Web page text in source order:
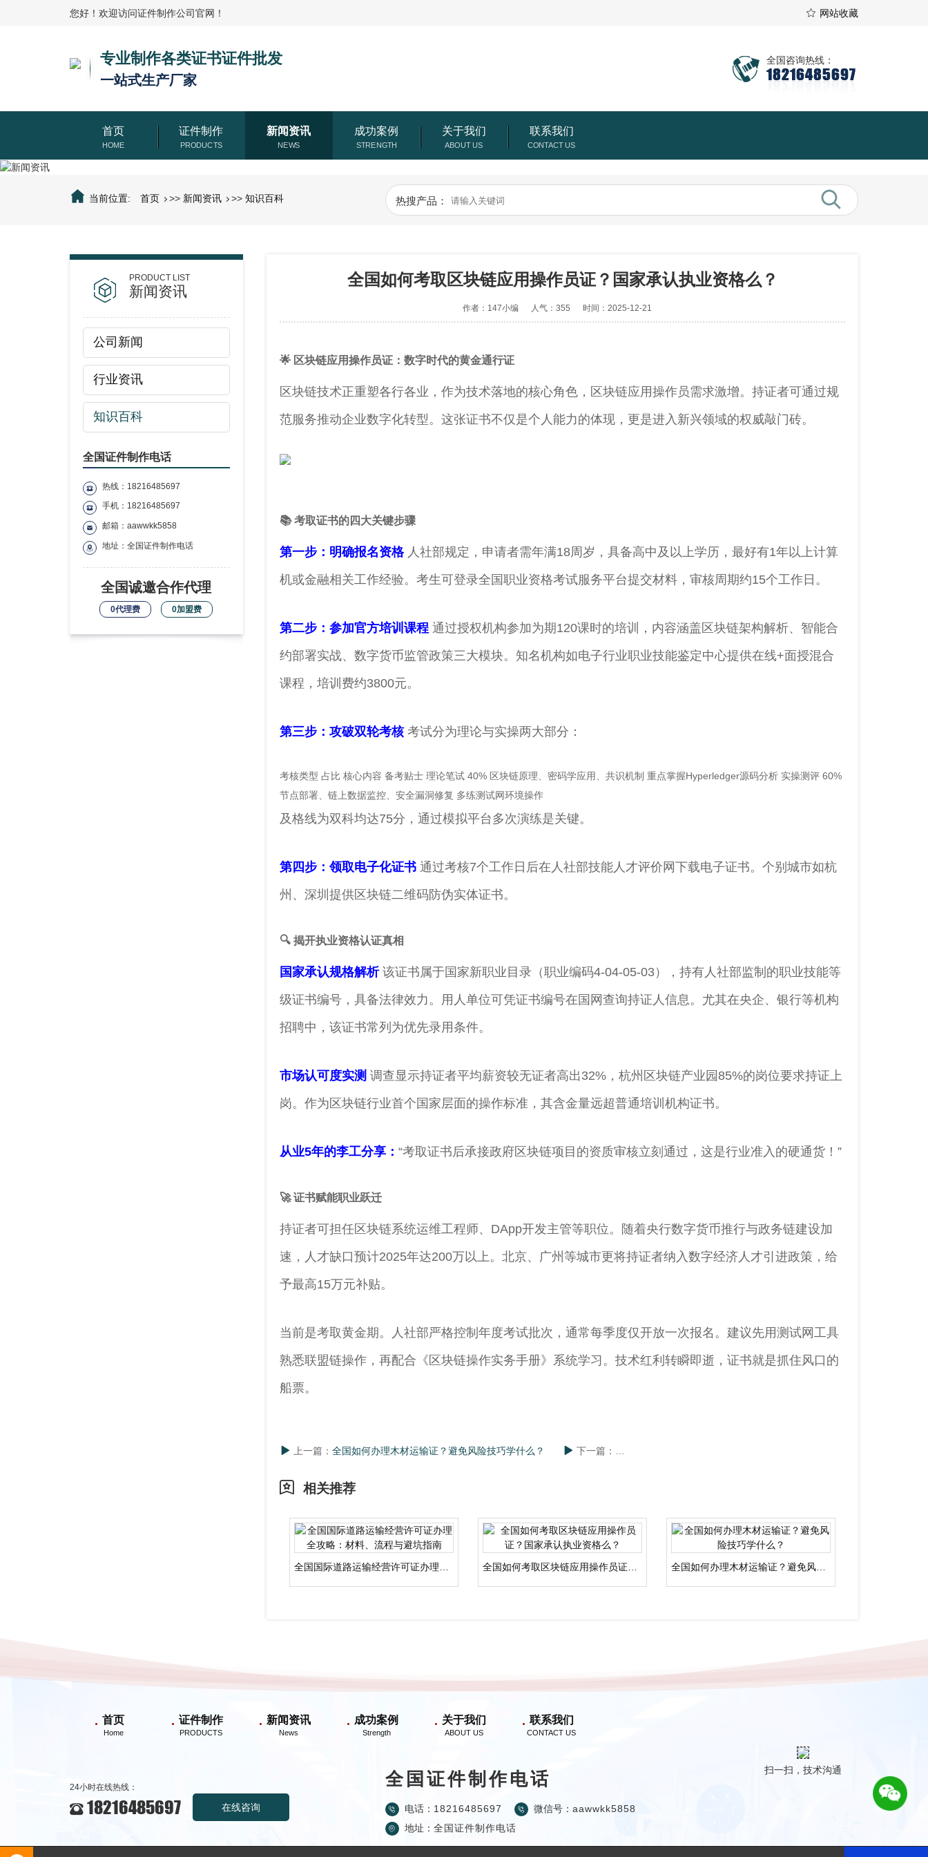
您好！欢迎访问证件制作公司官网！ 网站收藏
专业制作各类证书证件批发
一站式生产厂家
全国咨询热线：
18216485697
首页 证件制作 新闻资讯 成功案例 关于我们 联系我们
当前位置: 首页 >> 新闻资讯 >>知识百科 热搜产品：
新闻资讯
公司新闻
行业资讯
知识百科
全国证件制作电话
热线：18216485697
手机：18216485697
邮箱：aawwkk5858
地址：全国证件制作电话
全国诚邀合作代理
0代理费 0加盟费
全国如何考取区块链应用操作员证？国家承认执业资格么？
作者：147小编 人气：355 时间：2025-12-21
🌟 区块链应用操作员证：数字时代的黄金通行证
区块链技术正重塑各行各业，作为技术落地的核心角色，区块链应用操作员需求激增。持证者可通过规
范服务推动企业数字化转型。这张证书不仅是个人能力的体现，更是进入新兴领域的权威敲门砖。
📚 考取证书的四大关键步骤
第一步：明确报名资格人社部规定，申请者需年满18周岁，具备高中及以上学历，最好有1年以上计算
机或金融相关工作经验。考生可登录全国职业资格考试服务平台提交材料，审核周期约15个工作日。
第二步：参加官方培训课程 通过授权机构参加为期120课时的培训，内容涵盖区块链架构解析、智能合
约部署实战、数字货币监管政策三大模块。知名机构如电子行业职业技能鉴定中心提供在线+面授混合
课程，培训费约3800元。
第三步：攻破双轮考核考试分为理论与实操两大部分：
考核类型 占比 核心内容 备考贴士 理论笔试 40% 区块链原理、密码学应用、共识机制 重点掌握Hyperledger源码分析 实操测评 60%
节点部署、链上数据监控、安全漏洞修复 多练测试网环境操作
及格线为双科均达75分，通过模拟平台多次演练是关键。
第四步：领取电子化证书 通过考核7个工作日后在人社部技能人才评价网下载电子证书。个别城市如杭
州、深圳提供区块链二维码防伪实体证书。
🔍 揭开执业资格认证真相
国家承认规格解析该证书属于国家新职业目录（职业编码4-04-05-03），持有人社部监制的职业技能等
级证书编号，具备法律效力。用人单位可凭证书编号在国网查询持证人信息。尤其在央企、银行等机构
招聘中，该证书常列为优先录用条件。
市场认可度实测 调查显示持证者平均薪资较无证者高出32%，杭州区块链产业园85%的岗位要求持证上
岗。作为区块链行业首个国家层面的操作标准，其含金量远超普通培训机构证书。
从业5年的李工分享：“考取证书后承接政府区块链项目的资质审核立刻通过，这是行业准入的硬通货！”
🚀 证书赋能职业跃迁
持证者可担任区块链系统运维工程师、DApp开发主管等职位。随着央行数字货币推行与政务链建设加
速，人才缺口预计2025年达200万以上。北京、广州等城市更将持证者纳入数字经济人才引进政策，给
予最高15万元补贴。
当前是考取黄金期。人社部严格控制年度考试批次，通常每季度仅开放一次报名。建议先用测试网工具
熟悉联盟链操作，再配合《区块链操作实务手册》系统学习。技术红利转瞬即逝，证书就是抓住风口的
船票。
上一篇：全国如何办理木材运输证？避免风险技巧学什么？ 下一篇：
相关推荐
首页 证件制作 新闻资讯 成功案例 关于我们 联系我们
24小时在线热线：
18216485697 在线咨询
全国证件制作电话
电话： 18216485697 微信号： aawwkk5858
地址： 全国证件制作电话
扫一扫，技术沟通